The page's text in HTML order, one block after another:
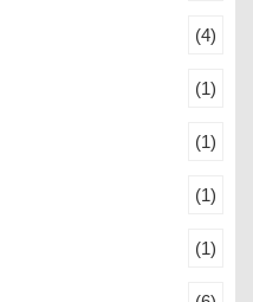
(4)
(1)
(1)
(1)
(1)